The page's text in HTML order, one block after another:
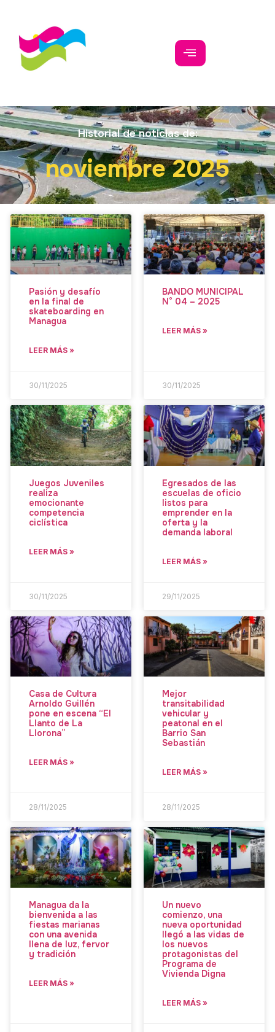
Historial de noticias de:
noviembre 2025
Pasión y desafío
en la final de
skateboarding en
Managua
LEER MÁS »
30/11/2025
BANDO MUNICIPAL
N° 04 – 2025
LEER MÁS »
30/11/2025
Juegos Juveniles
realiza
emocionante
competencia
ciclística
LEER MÁS »
30/11/2025
Egresados de las
escuelas de oficio
listos para
emprender en la
oferta y la
demanda laboral
LEER MÁS »
29/11/2025
Casa de Cultura
Arnoldo Guillén
pone en escena “El
Llanto de La
Llorona”
LEER MÁS »
28/11/2025
Mejor
transitabilidad
vehicular y
peatonal en el
Barrio San
Sebastián
LEER MÁS »
28/11/2025
Managua da la
bienvenida a las
fiestas marianas
con una avenida
llena de luz, fervor
y tradición
LEER MÁS »
Un nuevo
comienzo, una
nueva oportunidad
llegó a las vidas de
los nuevos
protagonistas del
Programa de
Vivienda Digna
LEER MÁS »